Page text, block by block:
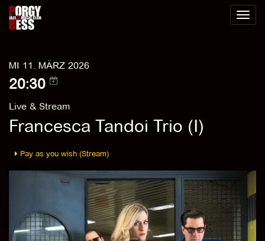
Toggle
MI 11. MÄRZ 2026
20:30
Live & Stream
Francesca Tandoi Trio (I)
Pay as you wish (Stream)